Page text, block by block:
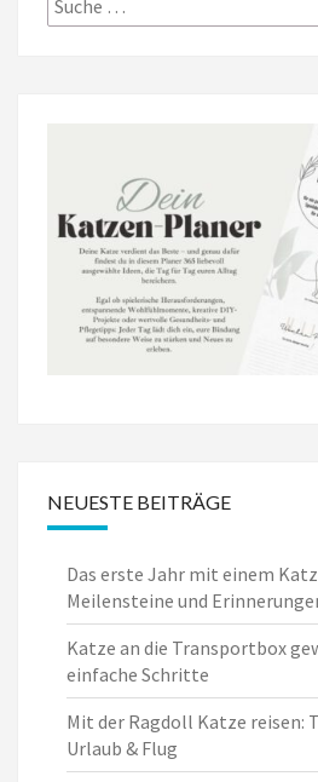
nach:
NEUESTE BEITRÄGE
Das erste Jahr mit einem
Meilensteine und
Katze an die Transportbox
einfache Schritte
Mit der Ragdoll Katze reisen:
Urlaub & Flug